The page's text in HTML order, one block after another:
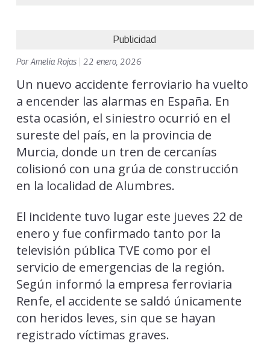
Publicidad
PorAmelia Rojas 22 enero, 2026
Un nuevo accidente ferroviario ha vuelto
a encender las alarmas en España. En
esta ocasión, el siniestro ocurrió en el
sureste del país, en la provincia de
Murcia, donde un tren de cercanías
colisionó con una grúa de construcción
en la localidad de Alumbres.
El incidente tuvo lugar este jueves 22 de
enero y fue confirmado tanto por la
televisión pública TVE como por el
servicio de emergencias de la región.
Según informó la empresa ferroviaria
Renfe, el accidente se saldó únicamente
con heridos leves, sin que se hayan
registrado víctimas graves.